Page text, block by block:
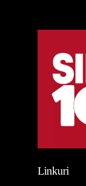
Linkuri